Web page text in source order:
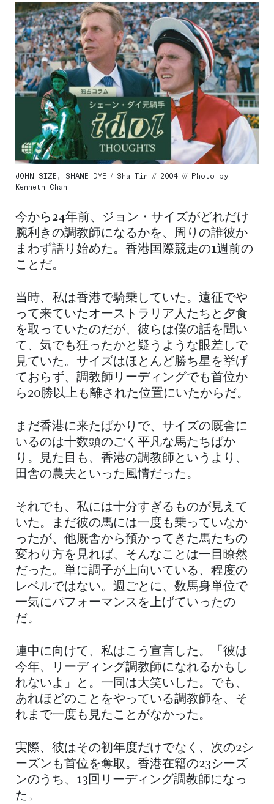
JOHN SIZE, SHANE DYE / Sha Tin // 2004 /// Photo by
Kenneth Chan
今から24年前、ジョン・サイズがどれだけ
腕利きの調教師になるかを、周りの誰彼か
まわず語り始めた。香港国際競走の1週前の
ことだ。
当時、私は香港で騎乗していた。遠征でや
って来ていたオーストラリア人たちと夕食
を取っていたのだが、彼らは僕の話を聞い
て、気でも狂ったかと疑うような眼差しで
見ていた。サイズはほとんど勝ち星を挙げ
ておらず、調教師リーディングでも首位か
ら20勝以上も離された位置にいたからだ。
まだ香港に来たばかりで、サイズの厩舎に
いるのは十数頭のごく平凡な馬たちばか
り。見た目も、香港の調教師というより、
田舎の農夫といった風情だった。
それでも、私には十分すぎるものが見えて
いた。まだ彼の馬には一度も乗っていなか
ったが、他厩舎から預かってきた馬たちの
変わり方を見れば、そんなことは一目瞭然
だった。単に調子が上向いている、程度の
レベルではない。週ごとに、数馬身単位で
一気にパフォーマンスを上げていったの
だ。
連中に向けて、私はこう宣言した。「彼は
今年、リーディング調教師になれるかもし
れないよ」と。一同は大笑いした。でも、
あれほどのことをやっている調教師を、そ
れまで一度も見たことがなかった。
実際、彼はその初年度だけでなく、次の2シ
ーズンも首位を奪取。香港在籍の23シーズ
ンのうち、13回リーディング調教師になっ
た。